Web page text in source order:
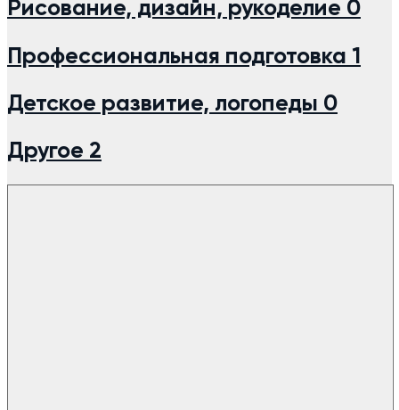
Рисование, дизайн, рукоделие 0
Профессиональная подготовка 1
Детское развитие, логопеды 0
Другое 2